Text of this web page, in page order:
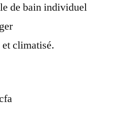
de bain individuel
climatisé.